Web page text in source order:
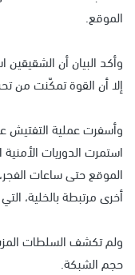
الموقع.
وأكد البيان أن الشقيقين
إلا أن القوة تمكّنت من
وأسفرت عملية التفتيش
استمرت الدوريات
الموقع حتى ساعات
أخرى مرتبطة بالخلية،
ولم تكشف السلطات
حجم الشبكة.